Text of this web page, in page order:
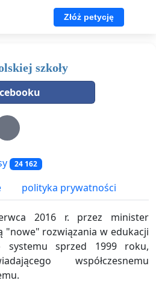
Złóż petycję
szkoły
24 162
polityka prywatności
2016 r. przez minister
"nowe" rozwiązania w edukacji
systemu sprzed 1999 roku,
współczesnemu